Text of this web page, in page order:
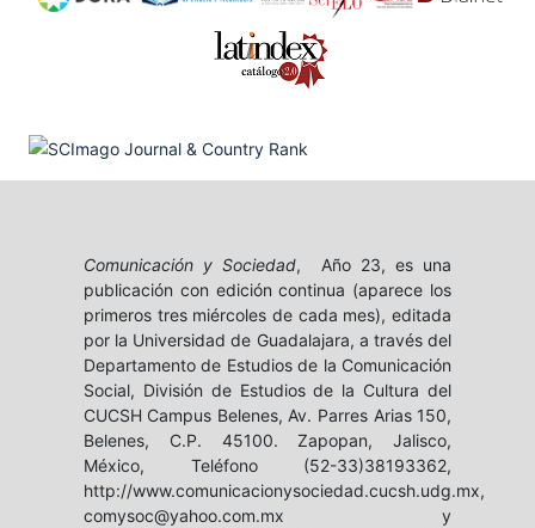
Comunicación y Sociedad, Año 23, es una
publicación con edición continua (aparece los
primeros tres miércoles de cada mes), editada
por la Universidad de Guadalajara, a través del
Departamento de Estudios de la Comunicación
Social, División de Estudios de la Cultura del
CUCSH Campus Belenes, Av. Parres Arias 150,
Belenes, C.P. 45100. Zapopan, Jalisco,
México, Teléfono (52-33)38193362,
http://www.comunicacionysociedad.cucsh.udg.mx,
comysoc@yahoo.com.mx y